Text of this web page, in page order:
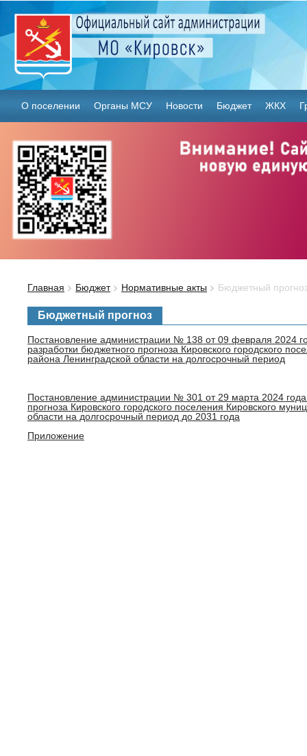
О поселении Органы МСУ Новости Бюджет ЖКХ
Главная Бюджет Нормативные акты Бюджетный
Бюджетный прогноз
Постановление администрации № 138 от 09 февраля 2024
разработки бюджетного прогноза Кировского городского
района Ленинградской области на долгосрочный период
Постановление администрации № 301 от 29 марта 2024
прогноза Кировского городского поселения Кировского
области на долгосрочный период до 2031 года
Приложение